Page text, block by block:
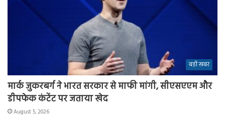
बड़ी खबर
मार्क जुकरबर्ग ने भारत सरकार से माफी मांगी, सीएसएएम और
डीपफेक कंटेंट पर जताया खेद
August 5, 2026